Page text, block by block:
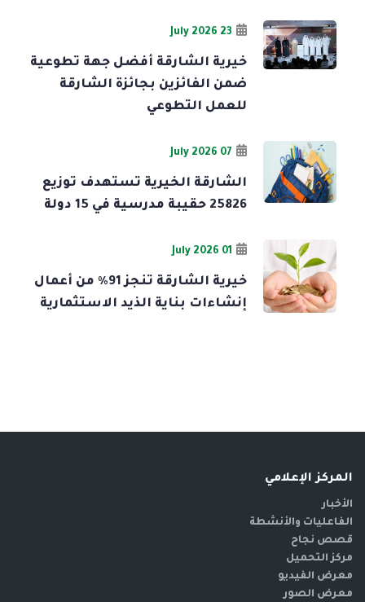
23 July 2026
خيرية الشارقة أفضل جهة تطوعية
ضمن الفائزين بجائزة الشارقة
للعمل التطوعي
07 July 2026
الشارقة الخيرية تستهدف توزيع
25826 حقيبة مدرسية في 15 دولة
01 July 2026
خيرية الشارقة تنجز 91% من أعمال
إنشاءات بناية الذيد الاستثمارية
المركز الإعلامي
الأخبار
الفاعليات والأنشطة
قصص نجاح
مركز التحميل
معرض الفيديو
معرض الصور